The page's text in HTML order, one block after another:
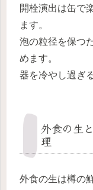
開栓演出は缶で
ます。
泡の粒径を保つ
めます。
器を冷やし過ぎ
外食の生
理
外食の生は樽の